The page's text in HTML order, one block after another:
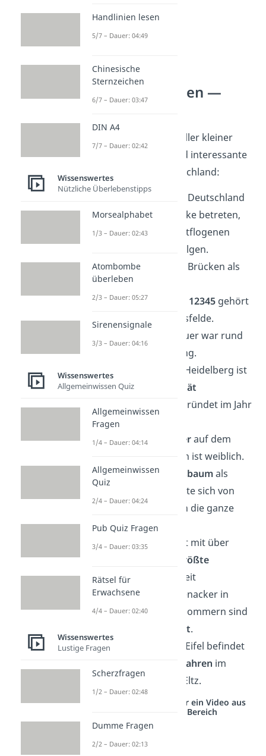
Unnützes Wissen —
Deutschland
Deutschland steckt voller kleiner
. Hier sind interessante
Fakten rund um Deutschland:
Imker dürfen in Deutschland
fremde Grundstücke betreten,
wenn sie einem entflogenen
Bienenschwarm folgen.
🏙️ Berlin hat mehr Brücken als
Venedig
📮 DiePostleitzahl 12345 gehört
zu Berlin-Friedrichsfelde.
🧱 Die Berliner Mauer war rund
lang.
🏛️ Die Universität Heidelberg ist
dieerste Universität
, gegründet im Jahr
1386.
🦅 DerBundesadlerauf dem
deutschen Wappen ist weiblich.
🎄 DerWeihnachtsbaumals
Tradition verbreitete sich von
Deutschland aus in die ganze
Welt.
🍞 Deutschland hat mit über
größte
Brotvielfalt
weltweit
🌳 Die Eichen in Ivenacker in
Mecklenburg-Vorpommern sind
1.000 Jahre alt.
🏰 Burg Eltz in der Eifel befindet
800 Jahren im
Besitz der Familie Eltz.
Studyflix vernetzt: Hier ein Video aus
einem anderen Bereich
Handlinien lesen
5/7 – Dauer: 04:49
Chinesische
Sternzeichen
6/7 – Dauer: 03:47
DIN A4
7/7 – Dauer: 02:42
Wissenswertes
Nützliche Überlebenstipps
Morsealphabet
1/3 – Dauer: 02:43
Atombombe
überleben
2/3 – Dauer: 05:27
Sirenensignale
3/3 – Dauer: 04:16
Wissenswertes
Allgemeinwissen Quiz
Allgemeinwissen
Fragen
1/4 – Dauer: 04:14
Allgemeinwissen
Quiz
2/4 – Dauer: 04:24
Pub Quiz Fragen
3/4 – Dauer: 03:35
Rätsel für
Erwachsene
4/4 – Dauer: 02:40
Wissenswertes
Lustige Fragen
Scherzfragen
1/2 – Dauer: 02:48
Dumme Fragen
2/2 – Dauer: 02:13